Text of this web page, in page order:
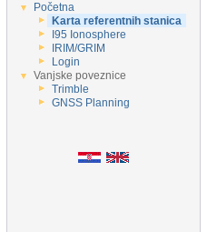
Početna
Karta referentnih stanica
I95 Ionosphere
IRIM/GRIM
Login
Vanjske poveznice
Trimble
GNSS Planning